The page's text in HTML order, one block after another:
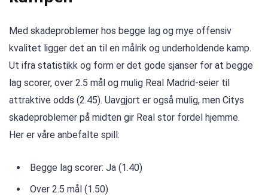
Med skadeproblemer hos begge lag og mye offensiv
kvalitet ligger det an til en målrik og underholdende kamp.
Ut ifra statistikk og form er det gode sjanser for at begge
lag scorer, over 2.5 mål og mulig Real Madrid-seier til
attraktive odds (2.45). Uavgjort er også mulig, men Citys
skadeproblemer på midten gir Real stor fordel hjemme.
Her er våre anbefalte spill:
Begge lag scorer: Ja (1.40)
Over 2.5 mål (1.50)